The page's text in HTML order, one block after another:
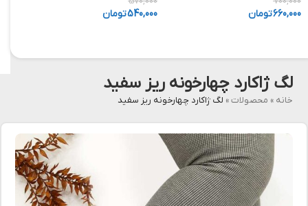
660,000تومان 540,000تومان
لگ ژاکارد چهارخونه ریز سفید
خانه » محصولات» لگ ژاکارد چهارخونه ریز سفید